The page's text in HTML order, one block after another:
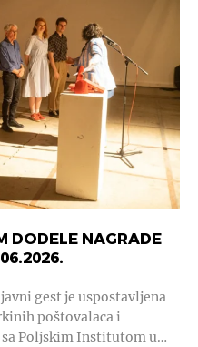
DODELE NAGRADE
gest je uspostavljena
poštovalaca i
Poljskim Institutom u…